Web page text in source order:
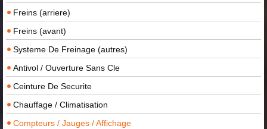
Freins (arriere)
Freins (avant)
Systeme De Freinage (autres)
Antivol / Ouverture Sans Cle
Ceinture De Securite
Chauffage / Climatisation
Compteurs / Jauges / Affichage